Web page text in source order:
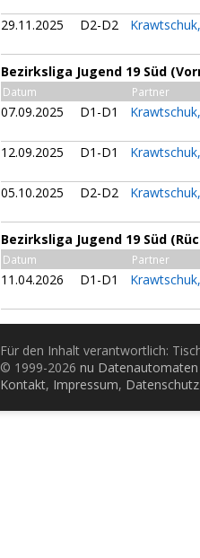
29.11.2025 D2-D2
Bezirksliga Jugend 19 Süd
Datum Partner
07.09.2025 D1-D1
12.09.2025 D1-D1
05.10.2025 D2-D2
Bezirksliga Jugend 19 Süd
Datum Partner
11.04.2026 D1-D1
Für den Inhalt verantwortlich:
© 1999-2026 nu
Kontakt, Impressum, Datenschutz